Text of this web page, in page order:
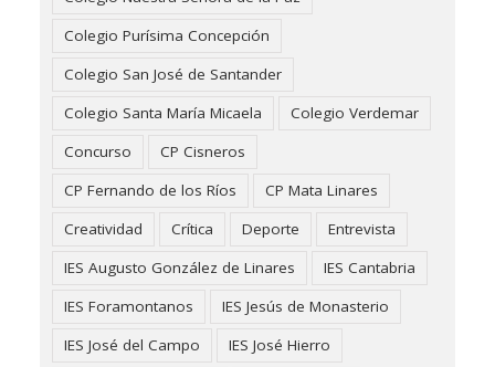
Colegio Purísima Concepción
Colegio San José de Santander
Colegio Santa María Micaela
Colegio Verdemar
Concurso
CP Cisneros
CP Fernando de los Ríos
CP Mata Linares
Creatividad
Crítica Deporte
Entrevista
IES Augusto González de Linares
IES Cantabria
IES Foramontanos
IES Jesús de Monasterio
IES José del Campo
IES José Hierro